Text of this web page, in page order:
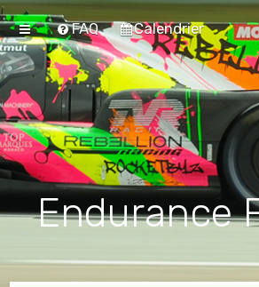
FAQ Calendrier
Endurance